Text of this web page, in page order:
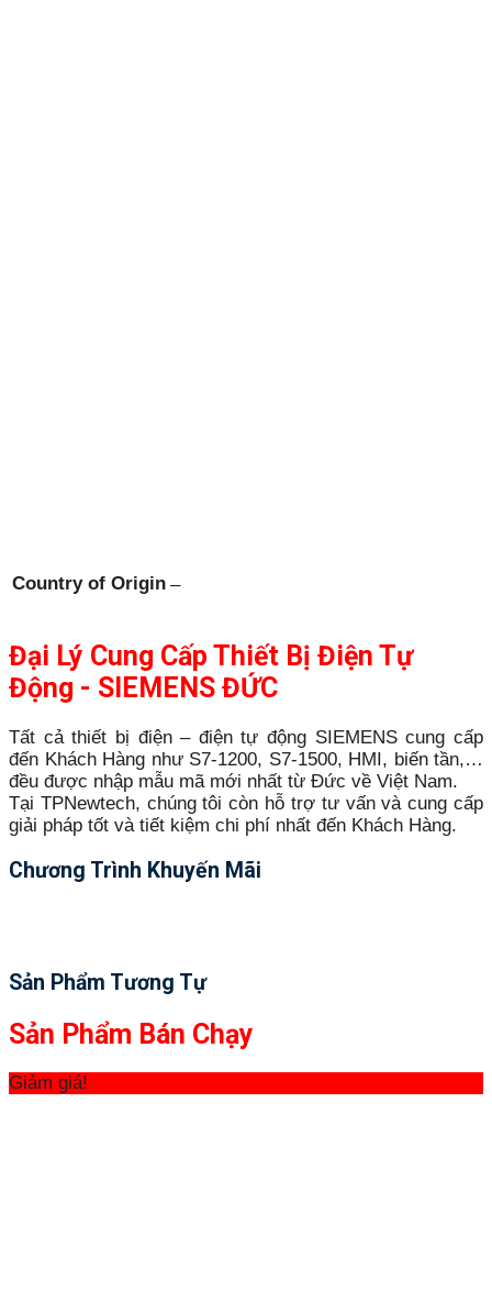
Country of Origin –
Đại Lý Cung Cấp Thiết Bị Điện Tự
Động - SIEMENS ĐỨC
Tất cả thiết bị điện – điện tự động SIEMENS cung cấp
đến Khách Hàng như S7-1200, S7-1500, HMI, biến tần,…
đều được nhập mẫu mã mới nhất từ Đức về Việt Nam.
Tại TPNewtech, chúng tôi còn hỗ trợ tư vấn và cung cấp
giải pháp tốt và tiết kiệm chi phí nhất đến Khách Hàng.
Chương Trình Khuyến Mãi
Sản Phẩm Tương Tự
Sản Phẩm Bán Chạy
Giảm giá!